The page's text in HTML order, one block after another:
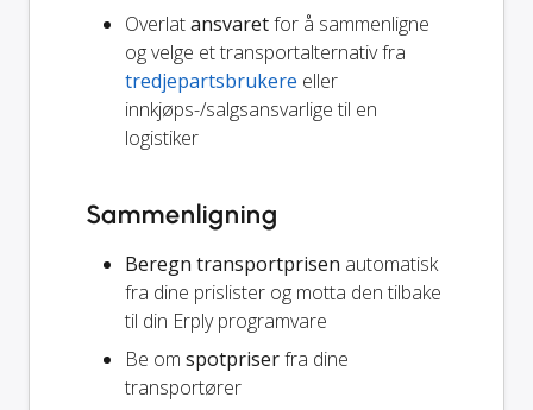
Overlatansvaretfor å sammenligne
og velge et transportalternativ fra
tredjepartsbrukere eller
innkjøps-/salgsansvarlige til en
logistiker
Sammenligning
Beregn transportprisen automatisk
fra dine prislister og motta den tilbake
til din Erply programvare
Be om spotpriserfra dine
transportører